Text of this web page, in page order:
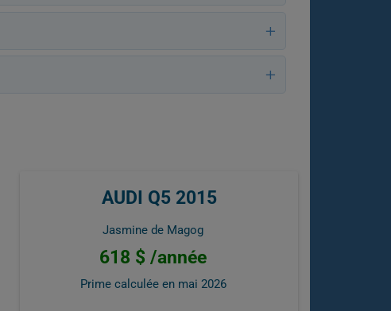
AUDI Q5 2015
Jasmine de Magog
618 $ /année
Prime calculée en mai 2026